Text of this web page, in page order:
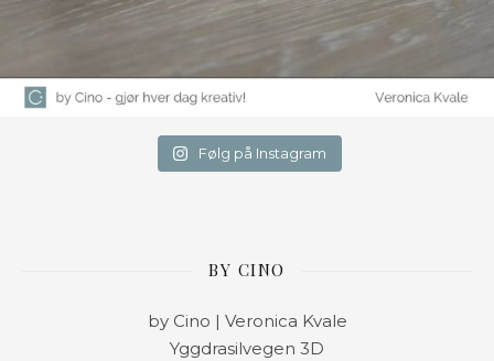
Følg på Instagram
BY CINO
by Cino | Veronica Kvale
Yggdrasilvegen 3D